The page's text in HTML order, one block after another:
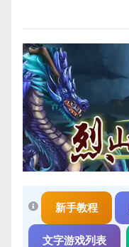
新手教程
文字游戏列表